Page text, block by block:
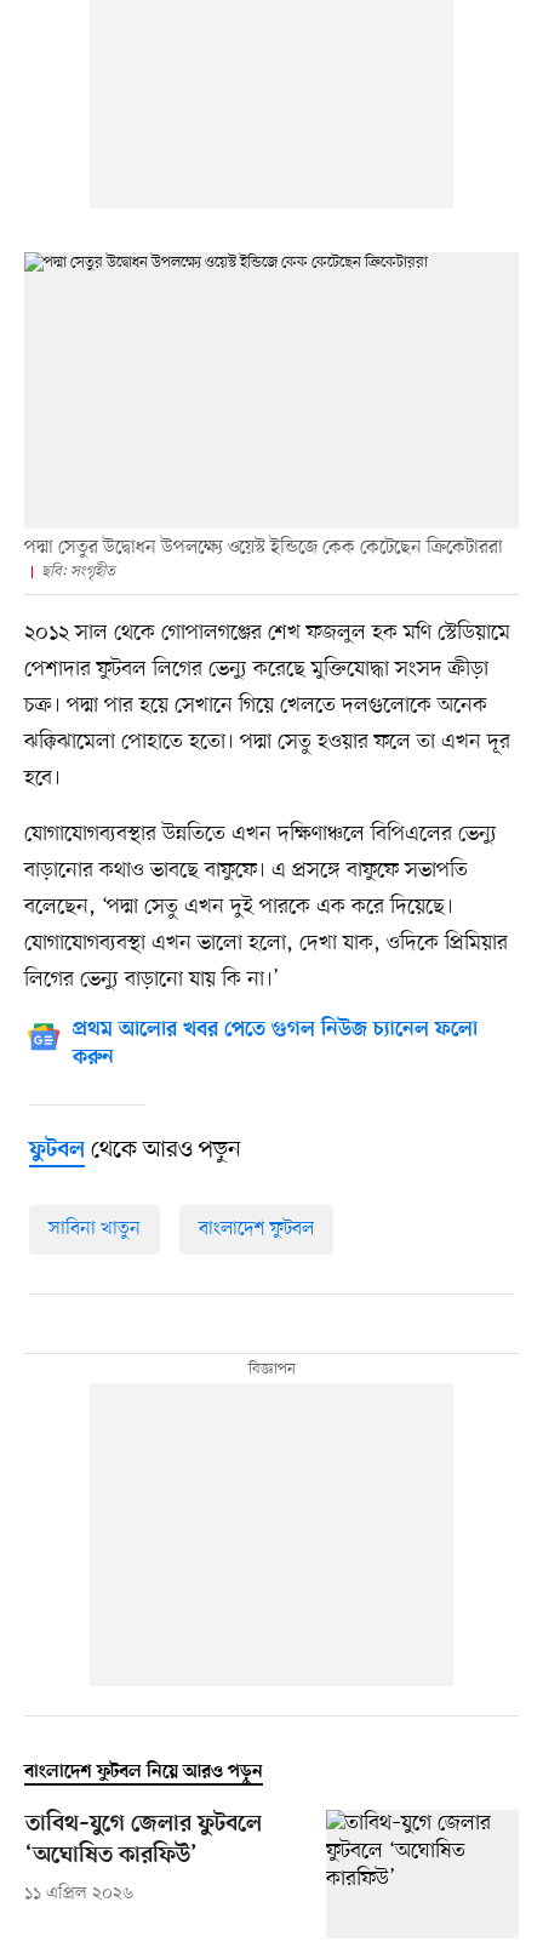
পদ্মা সেতুর উদ্বোধন উপলক্ষ্যে ওয়েস্ট ইন্ডিজে কেক কেটেছেন ক্রিকেটাররা
ছবি: সংগৃহীত
২০১২ সাল থেকে গোপালগঞ্জের শেখ ফজলুল হক মণি স্টেডিয়ামে
পেশাদার ফুটবল লিগের ভেন্যু করেছে মুক্তিযোদ্ধা সংসদ ক্রীড়া
চক্র। পদ্মা পার হয়ে সেখানে গিয়ে খেলতে দলগুলোকে অনেক
ঝক্কিঝামেলা পোহাতে হতো। পদ্মা সেতু হওয়ার ফলে তা এখন দূর
হবে।
যোগাযোগব্যবস্থার উন্নতিতে এখন দক্ষিণাঞ্চলে বিপিএলের ভেন্যু
বাড়ানোর কথাও ভাবছে বাফুফে। এ প্রসঙ্গে বাফুফে সভাপতি
বলেছেন, ‘পদ্মা সেতু এখন দুই পারকে এক করে দিয়েছে।
যোগাযোগব্যবস্থা এখন ভালো হলো, দেখা যাক, ওদিকে প্রিমিয়ার
লিগের ভেন্যু বাড়ানো যায় কি না।’
প্রথম আলোর খবর পেতে গুগল নিউজ চ্যানেল ফলো
করুন
ফুটবলথেকে আরও পড়ুন
সাবিনা খাতুন বাংলাদেশ ফুটবল
বাংলাদেশ ফুটবল নিয়ে আরও পড়ুন
তাবিথ–যুগে জেলার ফুটবলে
‘অঘোষিত কারফিউ’
১১ এপ্রিল ২০২৬